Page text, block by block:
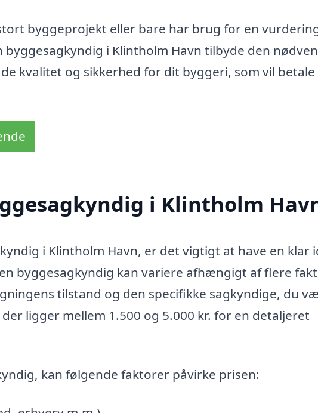
byggeprojekt eller bare har brug for en
byggesagkyndig i Klintholm Havn tilbyde den
kvalitet og sikkerhed for dit byggeri, som vil betale
i Klintholm
i Klintholm Havn, er det vigtigt at have en klar
byggesagkyndig kan variere afhængigt af flere
tilstand og den specifikke sagkyndige, du
ligger mellem 1.500 og 5.000 kr. for en detaljeret
kan følgende faktorer påvirke prisen: